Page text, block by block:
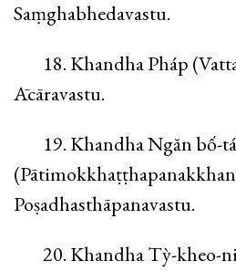
Saṃghabhedavastu.
18. Khandha Pháp
Ācāravastu.
19. Khandha Ngăn bố-
Poṣadhasthāpanavastu.
20. Khandha Tỳ-kheo-